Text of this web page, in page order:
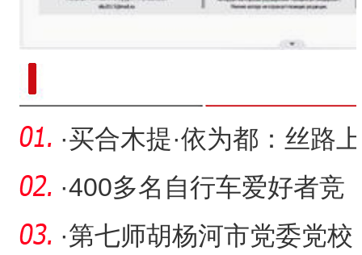
·买合木提·依为都：丝路上
的跨界歌者
·400多名自行车爱好者竞
速新疆铁门关市“香梨小镇”
·第七师胡杨河市党委党校